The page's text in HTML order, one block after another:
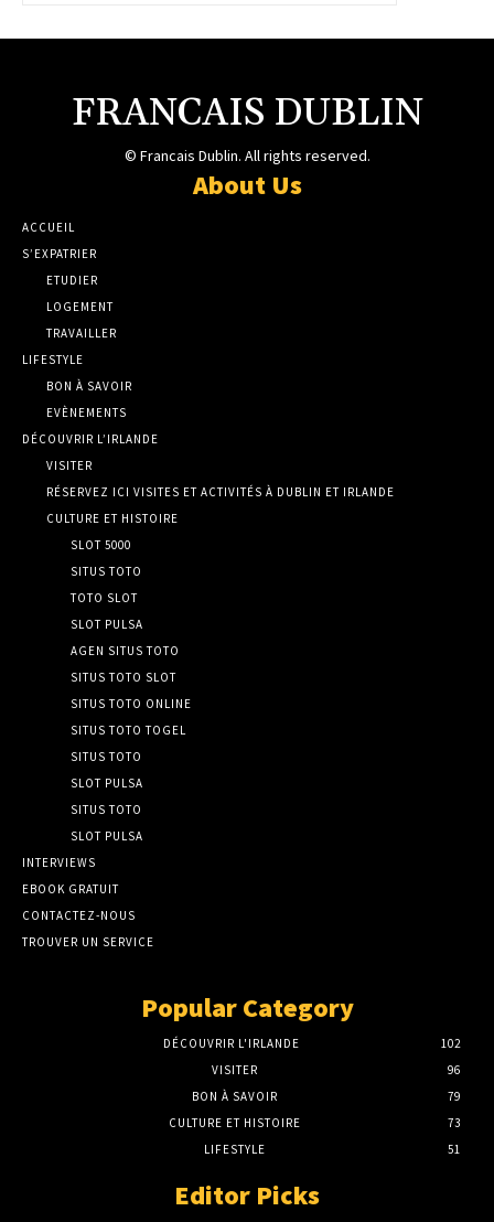
FRANCAIS DUBLIN
© Francais Dublin. All rights reserved.
About Us
ACCUEIL
S’EXPATRIER
ETUDIER
LOGEMENT
TRAVAILLER
LIFESTYLE
BON À SAVOIR
EVÈNEMENTS
DÉCOUVRIR L’IRLANDE
VISITER
RÉSERVEZ ICI VISITES ET ACTIVITÉS À DUBLIN ET IRLANDE
CULTURE ET HISTOIRE
SLOT 5000
SITUS TOTO
TOTO SLOT
SLOT PULSA
AGEN SITUS TOTO
SITUS TOTO SLOT
SITUS TOTO ONLINE
SITUS TOTO TOGEL
SITUS TOTO
SLOT PULSA
SITUS TOTO
SLOT PULSA
INTERVIEWS
EBOOK GRATUIT
CONTACTEZ-NOUS
TROUVER UN SERVICE
Popular Category
DÉCOUVRIR L'IRLANDE
102
VISITER
96
BON À SAVOIR
79
CULTURE ET HISTOIRE
73
LIFESTYLE
51
Editor Picks